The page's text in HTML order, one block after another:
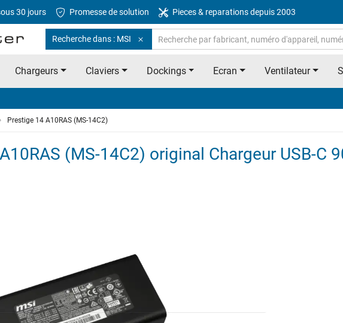
30 jours Promesse de solution Pieces & reparations depuis 2003
Recherche dans : MSI
Chargeurs Claviers Dockings Ecran Ventilateur
Prestige 14 A10RAS (MS-14C2)
(MS-14C2) original Chargeur USB-C